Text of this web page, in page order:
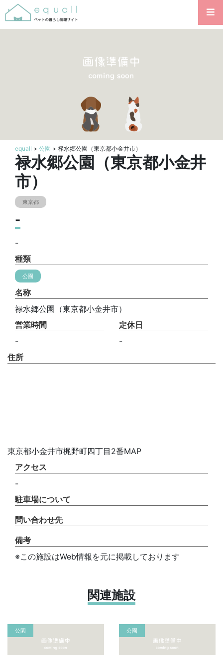
equall > 公園 > 禄水郷公園（東京都小金井市）
禄水郷公園（東京都小金井
市）
東京都
-
-
種類
公園
名称
禄水郷公園（東京都小金井市）
営業時間
-
定休日
-
住所
東京都小金井市梶野町四丁目2番MAP
アクセス
-
駐車場について
問い合わせ先
備考
※この施設はWeb情報を元に掲載しております
関連施設
公園 公園